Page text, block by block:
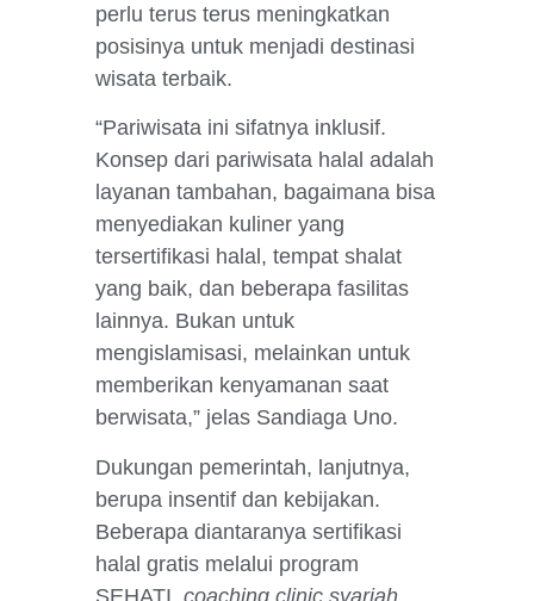
perlu terus terus meningkatkan
posisinya untuk menjadi destinasi
wisata terbaik.
“Pariwisata ini sifatnya inklusif.
Konsep dari pariwisata halal adalah
layanan tambahan, bagaimana bisa
menyediakan kuliner yang
tersertifikasi halal, tempat shalat
yang baik, dan beberapa fasilitas
lainnya. Bukan untuk
mengislamisasi, melainkan untuk
memberikan kenyamanan saat
berwisata,” jelas Sandiaga Uno.
Dukungan pemerintah, lanjutnya,
berupa insentif dan kebijakan.
Beberapa diantaranya sertifikasi
halal gratis melalui program
SEHATI, coaching clinic syariah,